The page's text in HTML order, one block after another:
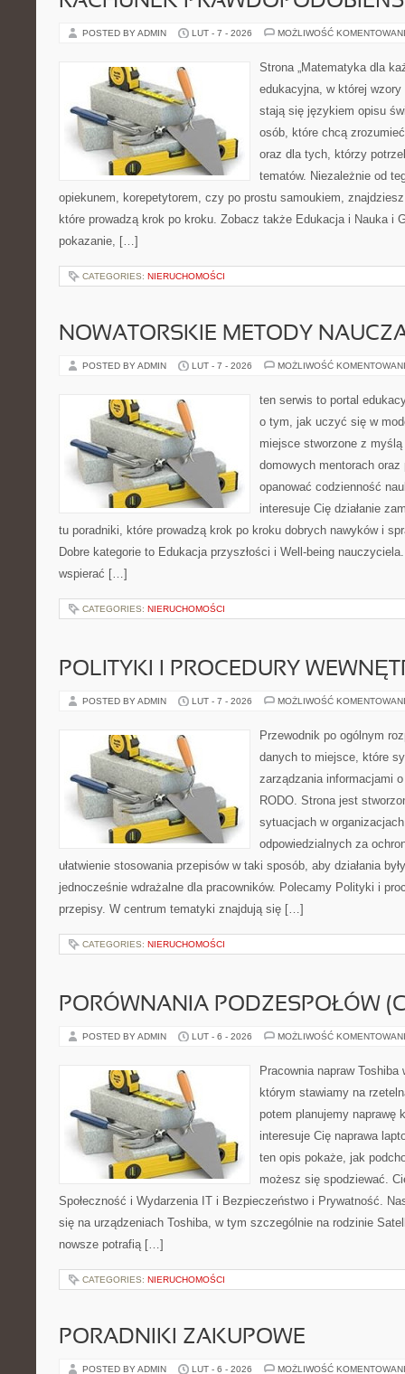
POSTED BY ADMIN LUT - 7 - 2026 MOŻLIWOŚĆ
Strona „Matematyka dla
edukacyjna, w której
stają się językiem opisu
osób, które chcą
oraz dla tych, którzy
tematów. Niezależnie od
opiekunem, korepetytorem, czy po prostu samoukiem,
które prowadzą krok po kroku. Zobacz także Edukacja i Nauka i
pokazanie, […]
CATEGORIES: NIERUCHOMOŚCI
NOWATORSKIE METODY
POSTED BY ADMIN LUT - 7 - 2026 MOŻLIWOŚĆ
ten serwis to portal
o tym, jak uczyć się w
miejsce stworzone z
domowych mentorach
opanować codzienność
interesuje Cię działanie
tu poradniki, które prowadzą krok po kroku dobrych nawyków i
Dobre kategorie to Edukacja przyszłości i Well-being
wspierać […]
CATEGORIES: NIERUCHOMOŚCI
POLITYKI I PROCEDURY
POSTED BY ADMIN LUT - 7 - 2026 MOŻLIWOŚĆ
Przewodnik po ogólnym
danych to miejsce, które
zarządzania informacjami
RODO. Strona jest
sytuacjach w
odpowiedzialnych za
ułatwienie stosowania przepisów w taki sposób, aby działania
jednocześnie wdrażalne dla pracowników. Polecamy Polityki i
przepisy. W centrum tematyki znajdują się […]
CATEGORIES: NIERUCHOMOŚCI
PORÓWNANIA PODZESPOŁÓW
POSTED BY ADMIN LUT - 6 - 2026 MOŻLIWOŚĆ
Pracownia napraw
którym stawiamy na
potem planujemy naprawę
interesuje Cię naprawa
ten opis pokaże, jak
możesz się spodziewać.
Społeczność i Wydarzenia IT i Bezpieczeństwo i Prywatność.
się na urządzeniach Toshiba, w tym szczególnie na rodzinie
nowsze potrafią […]
CATEGORIES: NIERUCHOMOŚCI
PORADNIKI ZAKUPOWE
POSTED BY ADMIN LUT - 6 - 2026 MOŻLIWOŚĆ